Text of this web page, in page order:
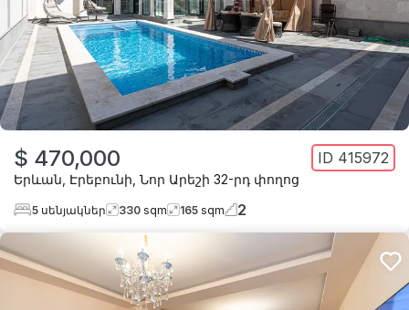
$ 470,000 ID 415972
Երևան Էրեբունի Նոր Արեշի 32-րդ փողոց
5 սենյակներ 330 sqm 165 sqm 2